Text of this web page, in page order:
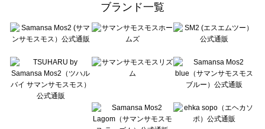
sō4ū（ソウフォーユー）のワンピース一覧
Te chichi（テチチ）のワンピース一覧
Te chichi CLASSIC（テチチ クラシック）のワンピース一覧
Lugnoncure（ルノンキュール）のワンピース一覧
BETTY'S BLUE（べティーズブルー）のワンピース一覧
Wpc.（ワールドパーティー）のワンピース一覧
ブランド一覧